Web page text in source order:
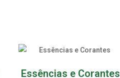
Essências e Corantes